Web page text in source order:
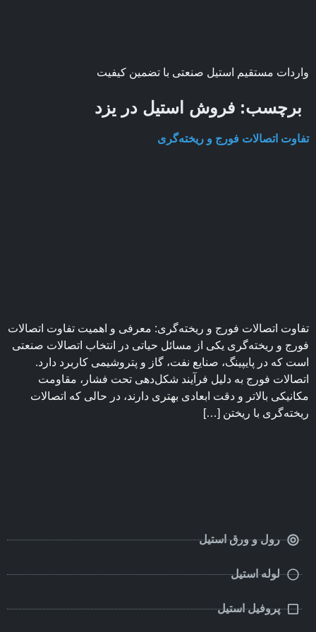
واردات مستقیم استیل صنعتی با تضمین کیفیت
برچسب: فروش استیل در یزد
تفاوت اتصالات فورج و ریخته‌گری
تفاوت اتصالات فورج و ریخته‌گری: معرفی و اهمیت تفاوت اتصالات
فورج و ریخته‌گری یکی از مسائل حیاتی در انتخاب اتصالات صنعتی
است که در پایپینگ، صنایع نفت، گاز و پتروشیمی کاربرد دارد.
اتصالات فورج به دلیل فرآیند شکل‌دهی تحت فشار، مقاومت
مکانیکی بالاتر و دقت ابعادی بهتری دارند، در حالی که اتصالات
ریخته‌گری با ریختن […]
رول و ورق استیل
لوله استیل
پروفیل استیل